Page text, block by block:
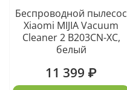
Беспроводной пылесос
Xiaomi MIJIA Vacuum
Cleaner 2 B203CN-XC,
белый
11 399 ₽